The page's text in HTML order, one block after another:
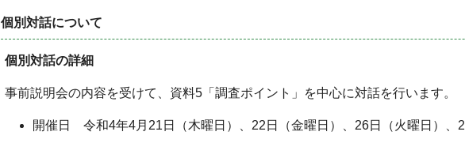
個別対話について
個別対話の詳細
事前説明会の内容を受けて、資料5「調査ポイント」を中心に対話を行います。
開催日 令和4年4月21日（木曜日）、22日（金曜日）、26日（火曜日）、